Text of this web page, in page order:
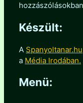
Készült:
A Spanyoltanar.hu
a Média Irodában.
Menü: